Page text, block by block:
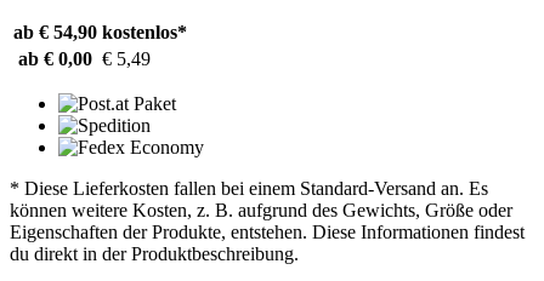
ab € 54,90 kostenlos*
ab € 0,00 € 5,49
* Diese Lieferkosten fallen bei einem Standard-Versand an. Es
können weitere Kosten, z. B. aufgrund des Gewichts, Größe oder
Eigenschaften der Produkte, entstehen. Diese Informationen findest
du direkt in der Produktbeschreibung.